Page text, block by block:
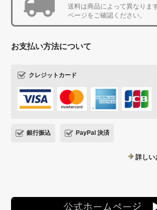
送料は商品によって異なりま
ページをご確認ください。
お支払い方法について
クレジットカード
銀行振込 PayPal 決済
詳しい